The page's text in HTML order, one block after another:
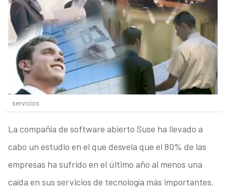
servicios
La compañía de software abierto Suse ha llevado a
cabo un estudio en el que desvela que el 80% de las
empresas ha sufrido en el último año al menos una
caída en sus servicios de tecnología más importantes.